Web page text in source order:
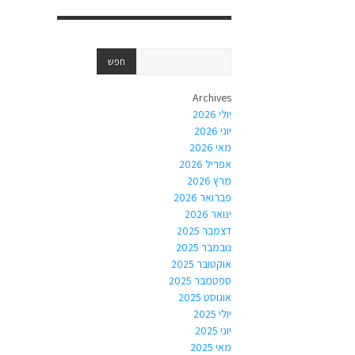
Archives
יולי 2026
יוני 2026
מאי 2026
אפריל 2026
מרץ 2026
פברואר 2026
ינואר 2026
דצמבר 2025
נובמבר 2025
אוקטובר 2025
ספטמבר 2025
אוגוסט 2025
יולי 2025
יוני 2025
מאי 2025